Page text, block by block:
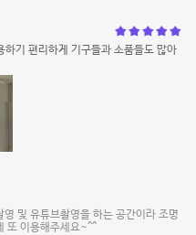
하기 편리하게 기구들과 소품들도 많아
및 유튜브촬영을 하는 공간이라 조명
또 이용해주세요~^^